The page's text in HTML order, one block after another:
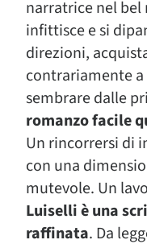
narratrice nel bel
infittisce e si
direzioni,
contrariamente
sembrare dalle
romanzo facile
Un rincorrersi di
con una
mutevole. Un
Luiselli è una
raffinata. Da